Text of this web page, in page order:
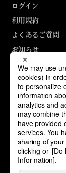
ログイン
利用規約
よくあるご質問
お知らせ
ABJマーク
テンツ使